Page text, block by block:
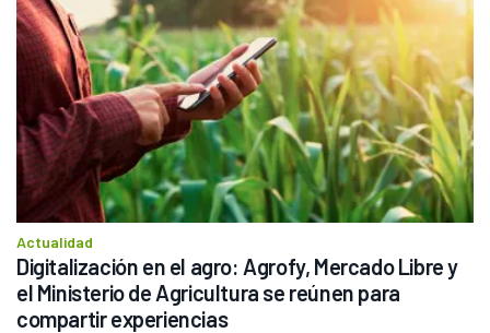
Actualidad
Digitalización en el agro: Agrofy, Mercado Libre y
el Ministerio de Agricultura se reúnen para
compartir experiencias